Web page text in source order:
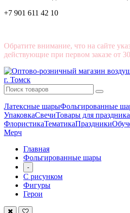
+7 901 611 42 10
Обратите внимание, что на сайте
действующие при первом заказе от
Латексные шарыФольгированные
УпаковкаСвечиТовары для праздника
ФлористикаТематикаПраздники
Мерч
Главная
Фольгированные шары
-
С рисунком
Фигуры
Герои